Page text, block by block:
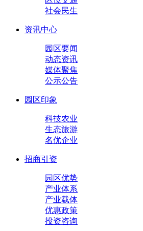
社会民生
资讯中心
园区要闻
动态资讯
媒体聚焦
公示公告
园区印象
科技农业
生态旅游
名优企业
招商引资
园区优势
产业体系
产业载体
优惠政策
投资咨询